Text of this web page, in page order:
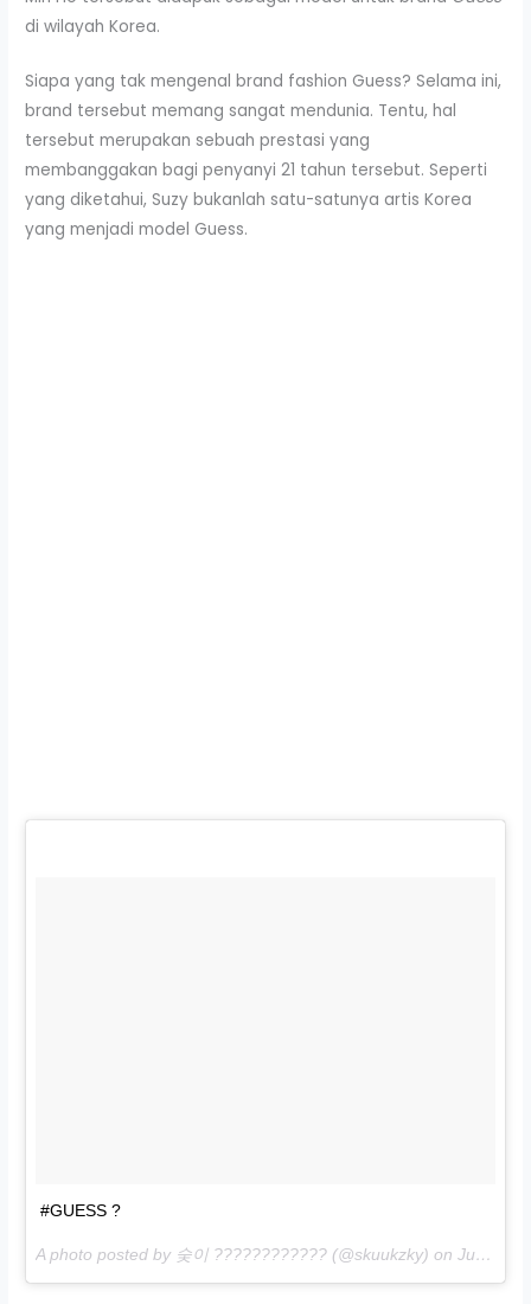
di wilayah Korea.
Siapa yang tak mengenal brand fashion Guess? Selama ini,
brand tersebut memang sangat mendunia. Tentu, hal
tersebut merupakan sebuah prestasi yang
membanggakan bagi penyanyi 21 tahun tersebut. Seperti
yang diketahui, Suzy bukanlah satu-satunya artis Korea
yang menjadi model Guess.
#GUESS ?
A photo posted by 숮이 ???????????? (@skuukzky) onJul 18, 2016 at 11:37pm PDT